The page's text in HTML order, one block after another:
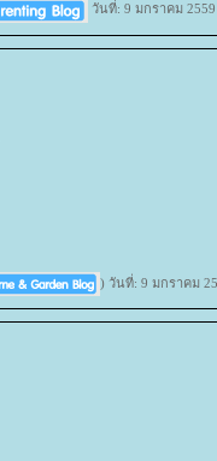
วันที่: 9 มกราคม 2559
) วันที่: 9 มกราคม